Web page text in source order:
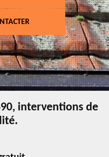
interventions de